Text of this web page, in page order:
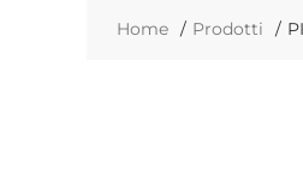
Home Prodotti